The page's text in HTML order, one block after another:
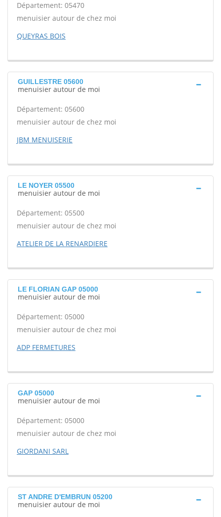
Département: 05470
menuisier autour de chez moi
QUEYRAS BOIS
GUILLESTRE 05600
menuisier autour de moi
Département: 05600
menuisier autour de chez moi
JBM MENUISERIE
LE NOYER 05500
menuisier autour de moi
Département: 05500
menuisier autour de chez moi
ATELIER DE LA RENARDIERE
LE FLORIAN GAP 05000
menuisier autour de moi
Département: 05000
menuisier autour de chez moi
ADP FERMETURES
GAP 05000
menuisier autour de moi
Département: 05000
menuisier autour de chez moi
GIORDANI SARL
ST ANDRE D'EMBRUN 05200
menuisier autour de moi